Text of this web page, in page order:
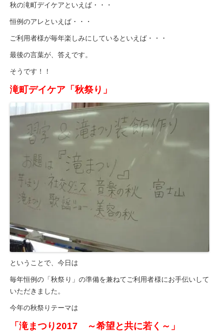
はまなこデイケア
元町デイケア
三田デイケア
滝町デイケア
デイケアブログ
健康診断
浜松とよおか病院 健康管理センター
豊橋元町病院 健康管理センター
秋の滝町デイケアといえば・・・
恒例のアレといえば・・・
ご利用者様が毎年楽しみにしているといえば・・・
最後の言葉が、答えです。
そうです！！
滝町デイケア「秋祭り」
ということで、今日は
毎年恒例の「秋祭り」の準備を兼ねてご利用者様にお手伝いして
いただきました。
今年の秋祭りテーマは
「滝まつり2017 ～希望と共に若く～」